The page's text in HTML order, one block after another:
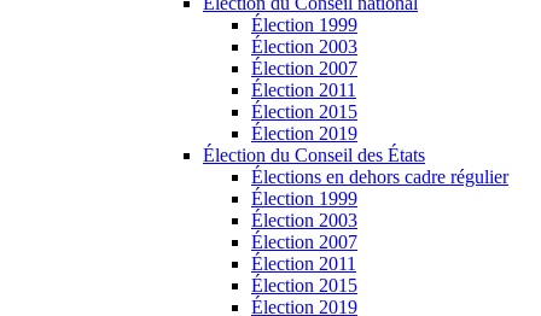
Élection 1999
Élection 2003
Élection 2007
Élection 2011
Élection 2015
Élection 2019
Élection du Conseil des États
Élections en dehors cadre régulier
Élection 1999
Élection 2003
Élection 2007
Élection 2011
Élection 2015
Élection 2019